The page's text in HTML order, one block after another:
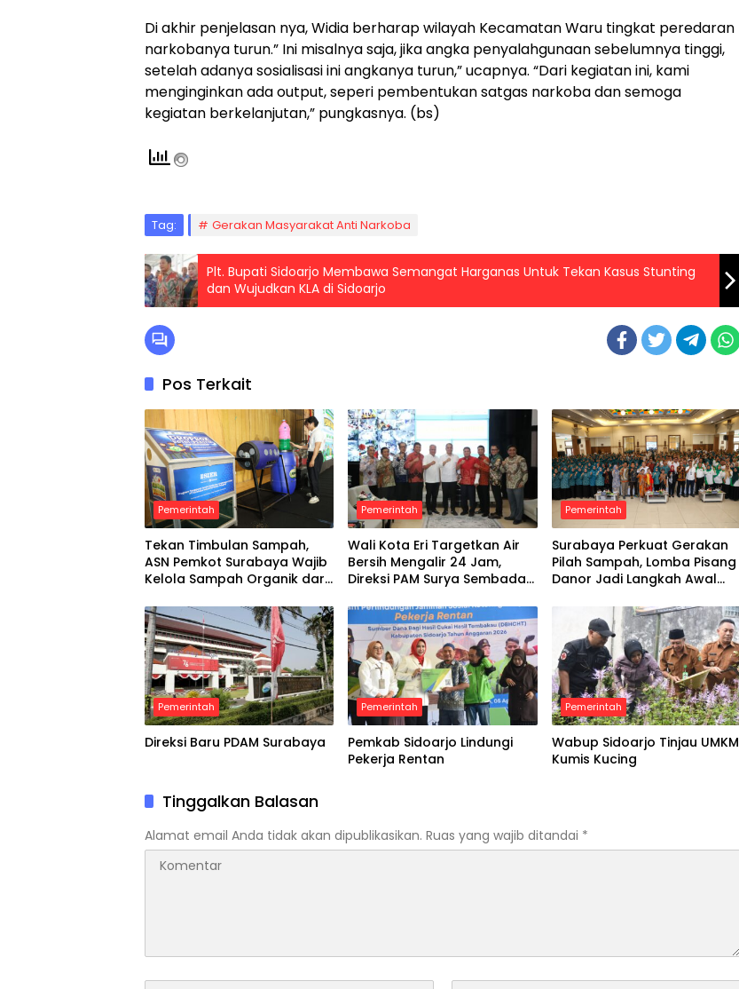
Di akhir penjelasan nya, Widia berharap wilayah Kecamatan Waru tingkat peredaran
narkobanya turun.” Ini misalnya saja, jika angka penyalahgunaan sebelumnya tinggi,
setelah adanya sosialisasi ini angkanya turun,” ucapnya. “Dari kegiatan ini, kami
menginginkan ada output, seperi pembentukan satgas narkoba dan semoga
kegiatan berkelanjutan,” pungkasnya. (bs)
Tag: Gerakan Masyarakat Anti Narkoba
Plt. Bupati Sidoarjo Membawa Semangat Harganas Untuk Tekan Kasus Stunting
dan Wujudkan KLA di Sidoarjo
Pos Terkait
Pemerintah
Tekan Timbulan Sampah,
ASN Pemkot Surabaya Wajib
Kelola Sampah Organik dari
Pemerintah
Wali Kota Eri Targetkan Air
Bersih Mengalir 24 Jam,
Direksi PAM Surya Sembada
Pemerintah
Surabaya Perkuat Gerakan
Pilah Sampah, Lomba Pisang
Danor Jadi Langkah Awal
Pemerintah
Direksi Baru PDAM Surabaya
Pemerintah
Pemkab Sidoarjo Lindungi
Pekerja Rentan
Pemerintah
Wabup Sidoarjo Tinjau UMKM
Kumis Kucing
Tinggalkan Balasan
Alamat email Anda tidak akan dipublikasikan. Ruas yang wajib ditandai *